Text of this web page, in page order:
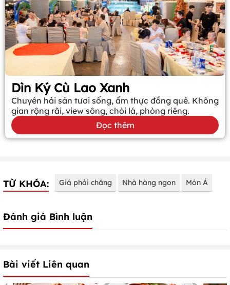
Dìn Ký Cù Lao Xanh
Chuyên hải sản tươi sống, ẩm thực đồng quê. Không
gian rộng rãi, view sông, chòi lá, phòng riêng.
Đọc thêm
TỪ KHÓA: Giá phải chăng Nhà hàng ngon Món Á
Đánh giá Bình luận
Bài viết Liên quan